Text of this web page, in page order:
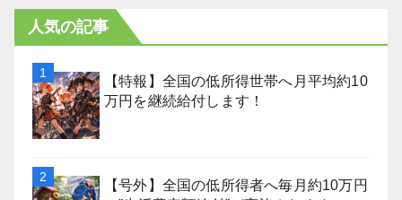
人気の記事
【特報】全国の低所得世帯へ月平均約10
万円を継続給付します！
【号外】全国の低所得者へ毎月約10万円